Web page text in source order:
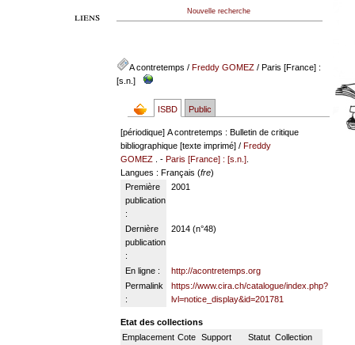
liens
Nouvelle recherche
A contretemps / Freddy GOMEZ/ Paris [France] :
[s.n.]
ISBD Public
[périodique] A contretemps : Bulletin de critique
bibliographique [texte imprimé] /Freddy
GOMEZ . -Paris [France] : [s.n.]
Langues : Français (fre)
Première
publication
:
2001
Dernière
publication
:
2014 (n°48)
En ligne :
http://acontretemps.org
Permalink
:
https://www.cira.ch/catalogue/index.php?
lvl=notice_display&id=201781
Etat des collections
Emplacement Cote Support Statut Collection